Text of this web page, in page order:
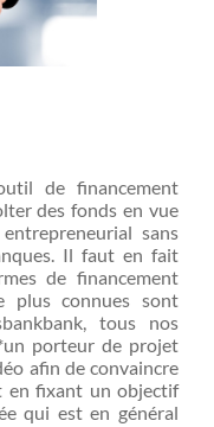
de financement
des fonds en vue
sans
Il faut en fait
de financement
plus connues sont
tous nos
porteur de projet
afin de convaincre
en fixant un objectif
qui est en général